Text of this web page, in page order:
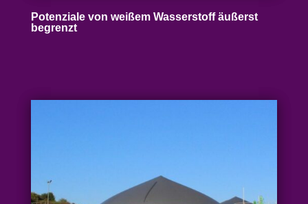
Poten­ziale von weißem Wasser­stoff äußerst
begrenzt